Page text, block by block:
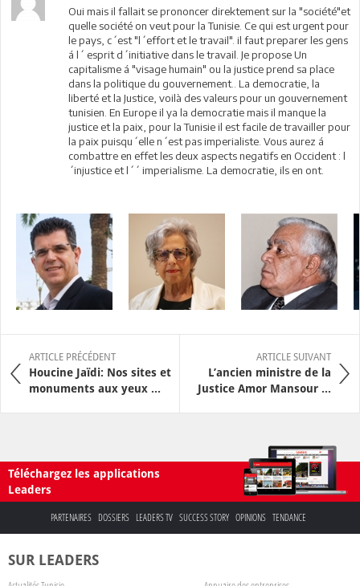
Oui mais il fallait se prononcer direktement sur la "société"et
quelle société on veut pour la Tunisie. Ce qui est urgent pour
le pays, c´est "l´effort et le travail". il faut preparer les gens
á l´ esprit d´initiative dans le travail. Je propose Un
capitalisme á "visage humain" ou la justice prend sa place
dans la politique du gouvernement.. La democratie, la
liberté et la Justice, voilà des valeurs pour un gouvernement
tunisien. En Europe il ya la democratie mais il manque la
justice et la paix, pour la Tunisie il est facile de travailler pour
la paix puisqu´elle n´est pas imperialiste. Vous aurez á
combattre en effet les deux aspects negatifs en Occident : l
´injustice et l´´ imperialisme. La democratie, ils en ont.
ARTICLE PRÉCÉDENT
Houcine Jaïdi: Nos sites et
monuments aux yeux ...
ARTICLE SUIVANT
L’ancien ministre de la
Justice Amor Mansour ...
Téléchargez les applications
Leaders
PARTENAIRES DOSSIERS LEADERS TV SUCCESS STORY OPINIONS TENDANCE
SUR LEADERS